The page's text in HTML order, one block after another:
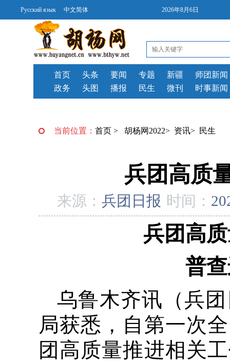
Русский язык 中文简体 2026年8月6日
首页 头条
要闻
政务
头图 播报
专题 新疆
师团新闻
民生
微刊 时事新闻
当前位置： 首页 > 胡杨网2022> 资讯> 民生
兵团高质
来源： 兵团日报 时间：
兵团高
普
乌鲁木齐讯（兵
局获悉，自第一次
团高质量推进相关